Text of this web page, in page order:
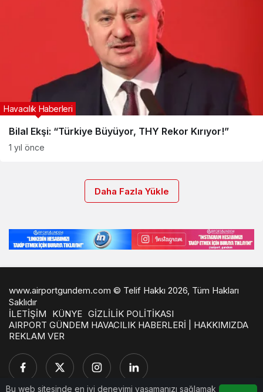
Bilal Ekşi: “Türkiye Büyüyor, THY Rekor Kırıyor!”
Havacılık Haberleri
1 yıl önce
Daha Fazla Yükle
Bu web sitesinde en iyi deneyimi yaşamanızı sağlamak
www.airportgundem.com © Telif Hakkı 2026, Tüm Hakları
Saklıdır
İLETİŞİM
KÜNYE GİZLİLİK POLİTİKASI
AIRPORT GÜNDEM HAVACILIK HABERLERİ | HAKKIMIZDA
REKLAM VER